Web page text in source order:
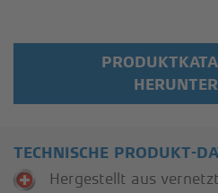
TECHNISCHE PRODUKT-
Hergestellt aus